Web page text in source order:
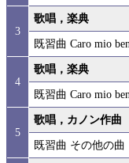
3
歌唱，楽典
既習曲 Caro mio
4
歌唱，楽典
既習曲 Caro mio
5
歌唱，カノン作曲
既習曲 その他の